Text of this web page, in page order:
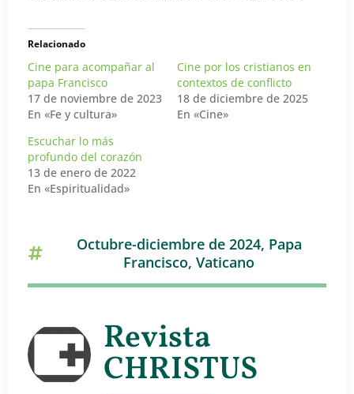
Relacionado
Cine para acompañar al
papa Francisco
17 de noviembre de 2023
En «Fe y cultura»
Cine por los cristianos en
contextos de conflicto
18 de diciembre de 2025
En «Cine»
Escuchar lo más
profundo del corazón
13 de enero de 2022
En «Espiritualidad»
Octubre-diciembre de 2024, Papa
Francisco, Vaticano
Revista
CHRISTUS